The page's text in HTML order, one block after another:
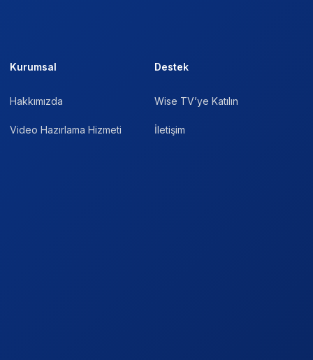
Kurumsal
Hakkımızda
Video Hazırlama Hizmeti
Destek
Wise TV’ye Katılın
İletişim